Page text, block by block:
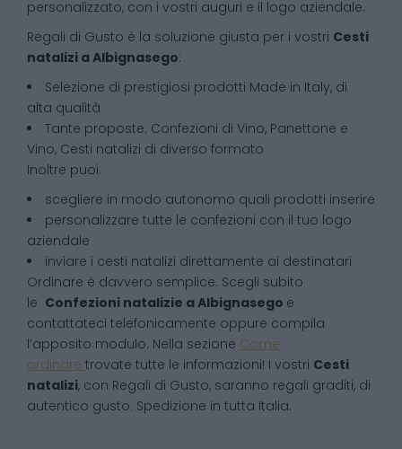
personalizzato, con i vostri auguri e il logo aziendale.
Regali di Gusto è la soluzione giusta per i vostri Cesti
natalizi aAlbignasego:
Selezione di prestigiosi prodotti Made in Italy, di
alta qualità
Tante proposte: Confezioni di Vino, Panettone e
Vino, Cesti natalizi di diverso formato
Inoltre puoi:
scegliere in modo autonomo quali prodotti inserire
personalizzare tutte le confezioni con il tuo logo
aziendale
inviare i cesti natalizi direttamente ai destinatari
Ordinare è davvero semplice. Scegli subito
le Confezioni natalizie aAlbignasego e
contattateci telefonicamente oppure compila
l’apposito modulo. Nella sezione Come
ordinare trovate tutte le informazioni! I vostri Cesti
natalizi, con Regali di Gusto, saranno regali graditi, di
autentico gusto. Spedizione in tutta Italia.